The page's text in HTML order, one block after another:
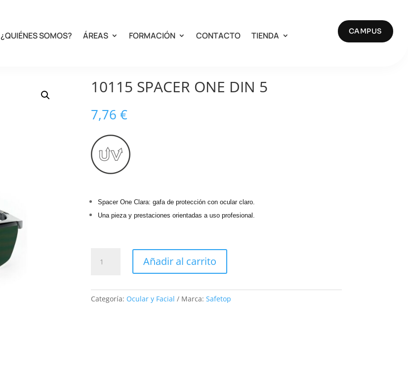
¿QUIÉNES SOMOS? ÁREAS FORMACIÓN CONTACTO TIENDA CAMPUS
10115 SPACER ONE DIN 5
7,76 €
Spacer One Clara: gafa de protección con ocular claro.
Una pieza y prestaciones orientadas a uso profesional.
SPACER
5
Añadir al carrito
Categoría: Ocular y Facial Marca: Safetop